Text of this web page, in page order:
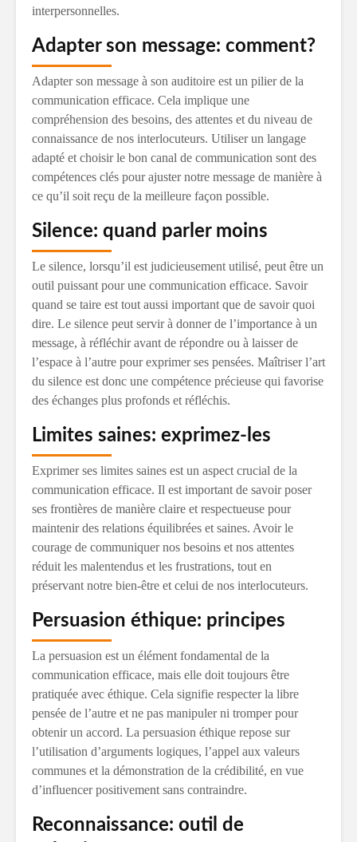
interpersonnelles.
Adapter son message: comment?
Adapter son message à son auditoire est un pilier de la
communication efficace. Cela implique une
compréhension des besoins, des attentes et du niveau de
connaissance de nos interlocuteurs. Utiliser un langage
adapté et choisir le bon canal de communication sont des
compétences clés pour ajuster notre message de manière à
ce qu’il soit reçu de la meilleure façon possible.
Silence: quand parler moins
Le silence, lorsqu’il est judicieusement utilisé, peut être un
outil puissant pour une communication efficace. Savoir
quand se taire est tout aussi important que de savoir quoi
dire. Le silence peut servir à donner de l’importance à un
message, à réfléchir avant de répondre ou à laisser de
l’espace à l’autre pour exprimer ses pensées. Maîtriser l’art
du silence est donc une compétence précieuse qui favorise
des échanges plus profonds et réfléchis.
Limites saines: exprimez-les
Exprimer ses limites saines est un aspect crucial de la
communication efficace. Il est important de savoir poser
ses frontières de manière claire et respectueuse pour
maintenir des relations équilibrées et saines. Avoir le
courage de communiquer nos besoins et nos attentes
réduit les malentendus et les frustrations, tout en
préservant notre bien-être et celui de nos interlocuteurs.
Persuasion éthique: principes
La persuasion est un élément fondamental de la
communication efficace, mais elle doit toujours être
pratiquée avec éthique. Cela signifie respecter la libre
pensée de l’autre et ne pas manipuler ni tromper pour
obtenir un accord. La persuasion éthique repose sur
l’utilisation d’arguments logiques, l’appel aux valeurs
communes et la démonstration de la crédibilité, en vue
d’influencer positivement sans contraindre.
Reconnaissance: outil de